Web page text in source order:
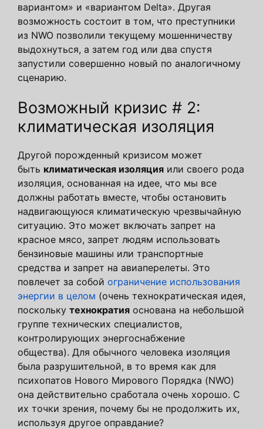
вариантом» и «вариантом Delta». Другая
возможность состоит в том, что преступники
из NWO позволили текущему мошенничеству
выдохнуться, а затем год или два спустя
запустили совершенно новый по аналогичному
сценарию.
Возможный кризис # 2:
климатическая изоляция
Другой порожденный кризисом может
быть климатическая изоляция или своего рода
изоляция, основанная на идее, что мы все
должны работать вместе, чтобы остановить
надвигающуюся климатическую чрезвычайную
ситуацию. Это может включать запрет на
красное мясо, запрет людям использовать
бензиновые машины или транспортные
средства и запрет на авиаперелеты. Это
повлечет за собой ограничение использования
энергии в целом (очень технократическая идея,
поскольку технократия основана на небольшой
группе технических специалистов,
контролирующих энергоснабжение
общества). Для обычного человека изоляция
была разрушительной, в то время как для
психопатов Нового Мирового Порядка (NWO)
она действительно сработала очень хорошо. С
их точки зрения, почему бы не продолжить их,
используя другое оправдание?